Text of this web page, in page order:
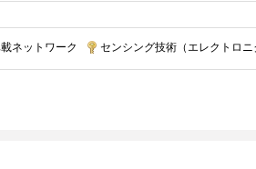
ネットワーク センシング技術（エレクトロニ